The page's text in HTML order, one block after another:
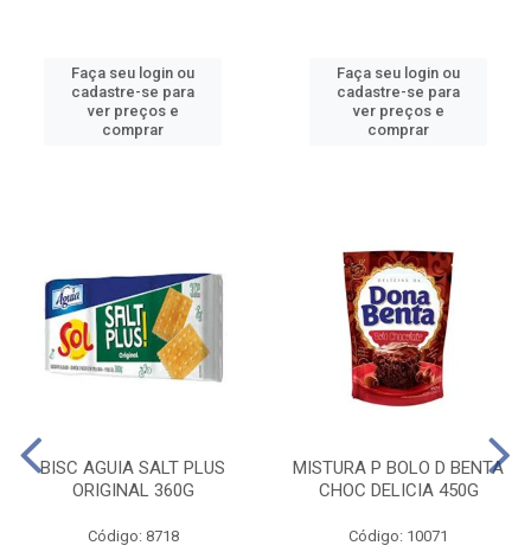
Faça seu login ou
cadastre-se para
ver preços e
comprar
Faça seu login ou
cadastre-se para
ver preços e
comprar
BISC AGUIA SALT PLUS
ORIGINAL 360G
Código: 8718
MISTURA P BOLO D BENTA
CHOC DELICIA 450G
Código: 10071